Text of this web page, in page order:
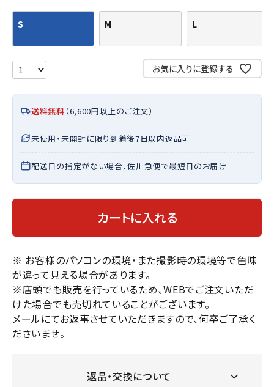
S M L
お気に入りに登録する
送料無料 （6,600円以上のご注文）
未使用・未開封に限り到着後7日以内返品可
配送日の指定がない場合、佐川急便で最短日のお届け
カートに入れる
※ お客様のパソコンの環境・また撮影時の環境等で色味
が違って見える場合があります。
※店頭でも販売を行っているため、WEBでご注文いただ
けた場合でも売切れていることがございます。
メールにてお返事させていただきますので、何卒ご了承く
ださいませ。
返品・交換について